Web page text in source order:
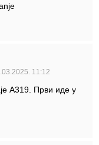
11:12
А319. Први иде у